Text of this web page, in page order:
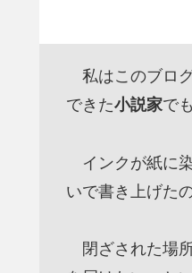
私はこのブロ
できた小説家で
インクが紙に
いで書き上げた
閉ざされた場